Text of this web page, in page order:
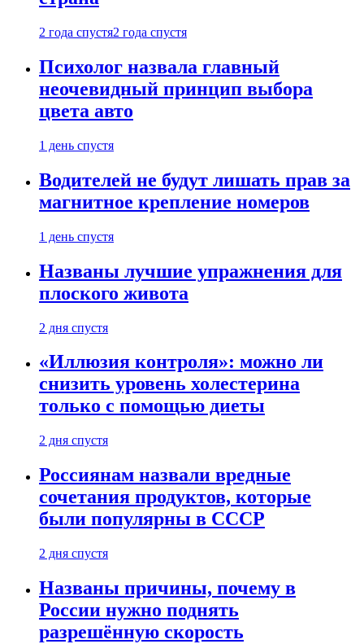
2 года спустя2 года спустя
Психолог назвала главный
неочевидный принцип выбора
цвета авто
1 день спустя
Водителей не будут лишать прав за
магнитное крепление номеров
1 день спустя
Названы лучшие упражнения для
плоского живота
2 дня спустя
«Иллюзия контроля»: можно ли
снизить уровень холестерина
только с помощью диеты
2 дня спустя
Россиянам назвали вредные
сочетания продуктов, которые
были популярны в СССР
2 дня спустя
Названы причины, почему в
России нужно поднять
разрешённую скорость